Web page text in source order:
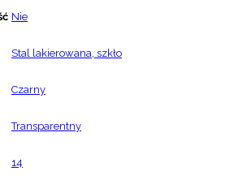
Nie
Stal lakierowana, szkło
Czarny
Transparentny
14